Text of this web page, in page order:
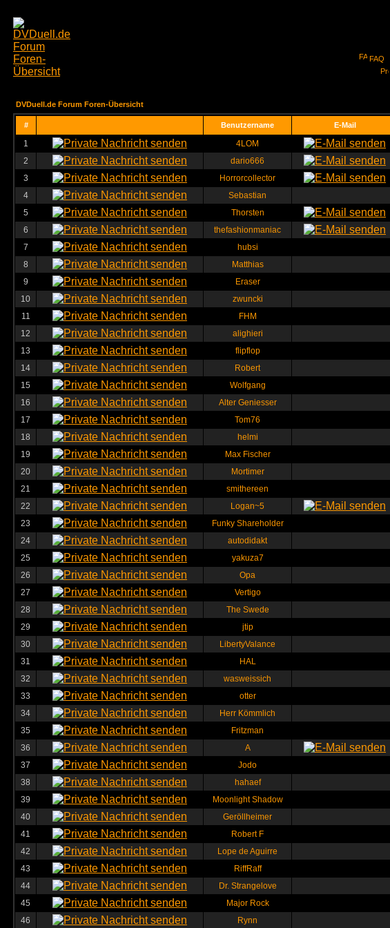
FAQ
DVDuell.de Forum Foren-Übersicht
# Benutzername E-Mail
1 4LOM
2
dario666
3
Horrorcollector
4
Sebastian
5
Thorsten
6
thefashionmaniac
7
hubsi
8
Matthias
9
Eraser
10
zwuncki
11
FHM
12
alighieri
13
flipflop
14
Robert
15
Wolfgang
16
Alter Geniesser
17
Tom76
18
helmi
19
Max Fischer
20
Mortimer
21
smithereen
22
Logan~5
23
Funky Shareholder
24
autodidakt
25
yakuza7
26
Opa
27
Vertigo
28
The Swede
29
jtip
30
LibertyValance
31
HAL
32
wasweissich
33
otter
34
Herr Kömmlich
35
Fritzman
36
A
37
Jodo
38
hahaef
39
Moonlight Shadow
40
Geröllheimer
41
Robert F
42
Lope de Aguirre
43
RiffRaff
44
Dr. Strangelove
45
Major Rock
46
Rynn